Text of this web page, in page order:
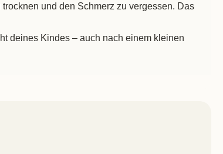
und den Schmerz zu vergessen. Das
deines Kindes – auch nach einem kleinen